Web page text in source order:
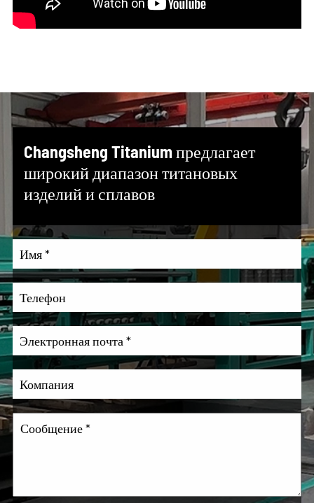
Changsheng Titanium предлагает
широкий диапазон титановых
изделий и сплавов